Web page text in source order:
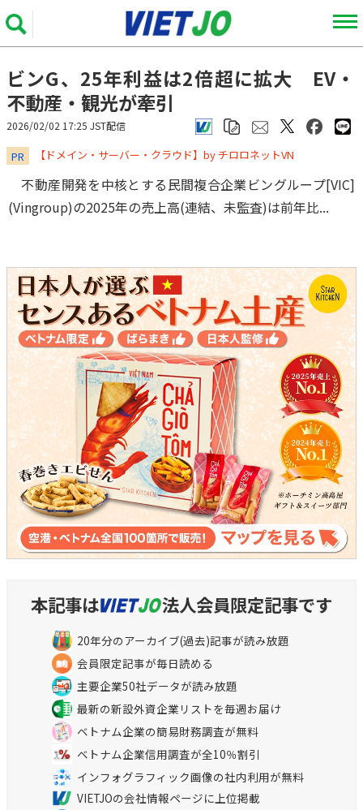
ビンG、25年利益は2倍超に拡大 EV・
不動産・観光が牽引
2026/02/02 17:25 JST配信
PR ​​​​​​​【ドメイン・サーバー・クラウド】by チロロネットVN
不動産開発を中核とする民間複合企業ビングループ[VIC]
(Vingroup)の2025年の売上高(連結、未監査)は前年比...
本記事は 法人会員限定記事です
20年分のアーカイブ(過去)記事が読み放題
会員限定記事が毎日読める
主要企業50社データが読み放題
最新の新設外資企業リストを毎週お届け
ベトナム企業の簡易財務調査が無料
ベトナム企業信用調査が全10％割引
インフォグラフィック画像の社内利用が無料
VIETJOの会社情報ページに上位掲載